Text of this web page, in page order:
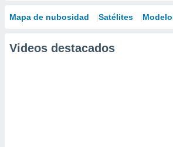
Mapa de nubosidad Satélites
Videos destacados